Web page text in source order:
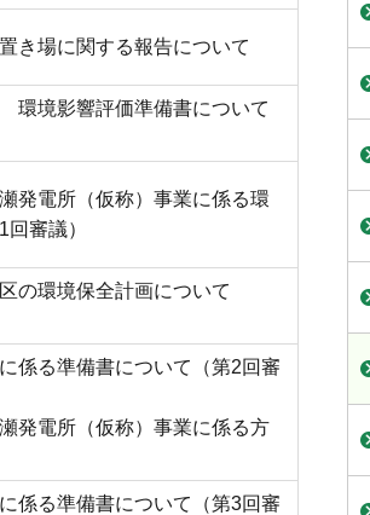
き場に関する報告について
環境影響評価準備書について
発電所（仮称）事業に係る環
審議）
の環境保全計画について
係る準備書について（第2回審
発電所（仮称）事業に係る方
係る準備書について（第3回審